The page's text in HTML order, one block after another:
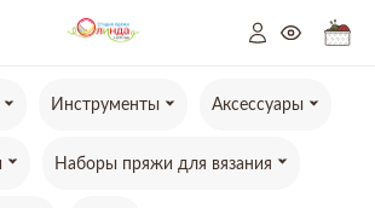
Инструменты Аксессуары
Наборы пряжи для вязания